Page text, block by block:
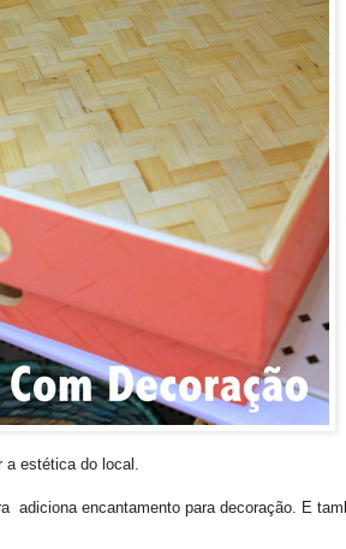
a estética do local.
encantamento para decoração. E